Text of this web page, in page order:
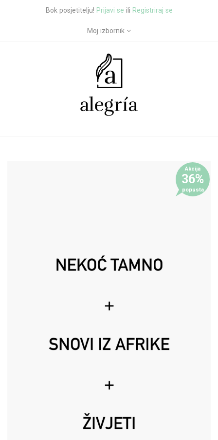
Bok posjetitelju! Prijavi se ili Registriraj se
Moj izbornik
Akcija
36%
popusta